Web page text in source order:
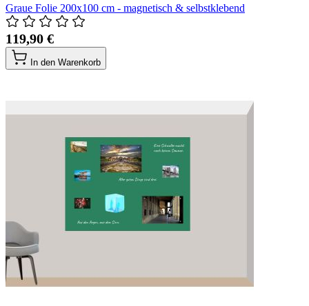
Graue Folie 200x100 cm - magnetisch & selbstklebend
119,90 €
In den Warenkorb